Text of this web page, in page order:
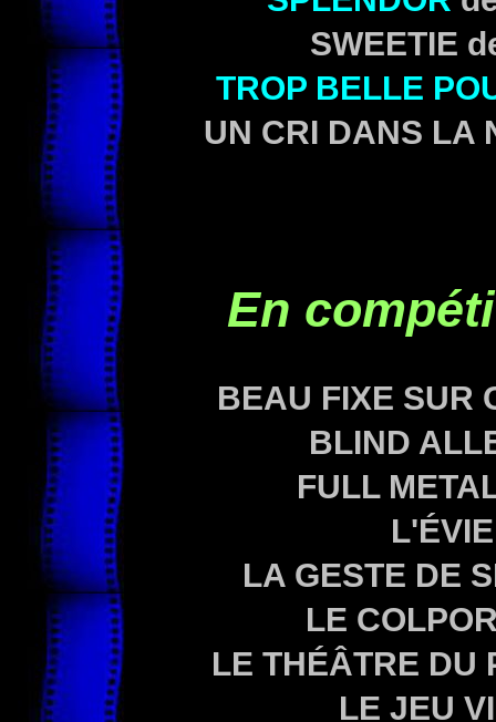
SWEETIE
TROP BELLE
UN CRI DANS LA
En
BEAU FIXE SUR
BLIND
FULL
LA GESTE DE
LE
LE THÉÂTRE DU
LE JEU